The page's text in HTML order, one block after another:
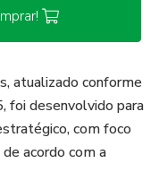
atualizado conforme
foi desenvolvido para
com foco
acordo com a